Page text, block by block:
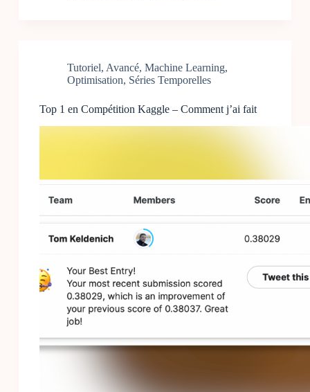
Tutoriel, Avancé, Machine Learning,
Optimisation, Séries Temporelles
Top 1 en Compétition Kaggle – Comment j’ai fait